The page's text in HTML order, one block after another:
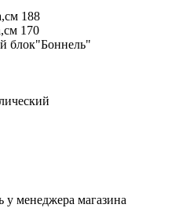
188
170
блок"Боннель"
у менеджера магазина